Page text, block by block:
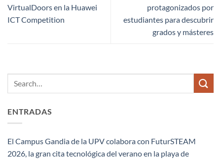
VirtualDoors en la Huawei
ICT Competition
protagonizados por
estudiantes para descubrir
grados y másteres
ENTRADAS
El Campus Gandia de la UPV colabora con FuturSTEAM
2026, la gran cita tecnológica del verano en la playa de